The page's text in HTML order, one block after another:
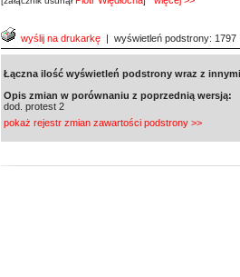
wyślij na drukarkę | wyświetleń podstrony: 1797
Łączna ilość wyświetleń podstrony wraz z
Opis zmian w porównaniu z poprzednią wersją:
dod. protest 2
pokaż rejestr zmian zawartości podstrony >>